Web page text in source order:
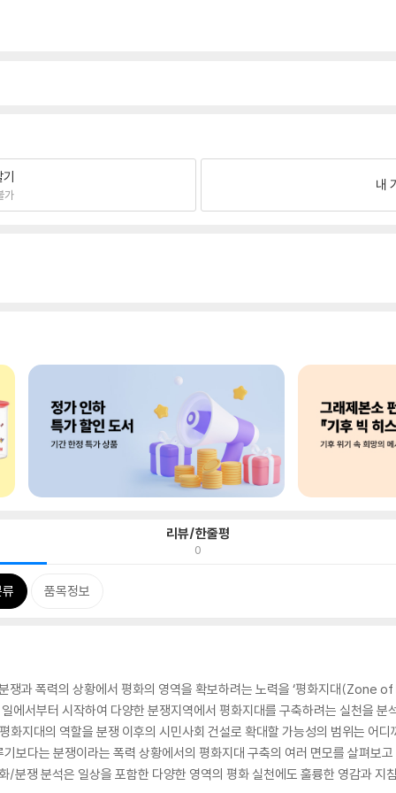
가
내
리뷰/한줄평
0
품목정보
쟁과 폭력의 상황에서 평화의 영역을 확보하려는 노력을 ‘평화지대(Zone
에서부터 시작하여 다양한 분쟁지역에서 평화지대를 구축하려는 실천을 분
화지대의 역할을 분쟁 이후의 시민사회 건설로 확대할 가능성의 범위는 어
보다는 분쟁이라는 폭력 상황에서의 평화지대 구축의 여러 면모를 살펴보
/분쟁 분석은 일상을 포함한 다양한 영역의 평화 실천에도 훌륭한 영감과 지